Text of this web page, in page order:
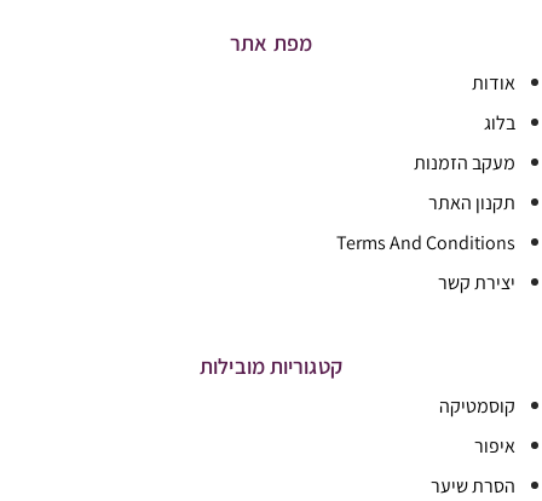
מפת אתר
אודות
בלוג
מעקב הזמנות
תקנון האתר
Terms And Conditions
יצירת קשר
קטגוריות מובילות
קוסמטיקה
איפור
הסרת שיער